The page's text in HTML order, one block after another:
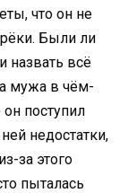
что он не
Были ли
всё
мужа в чём-
он поступил
недостатки,
за этого
пыталась